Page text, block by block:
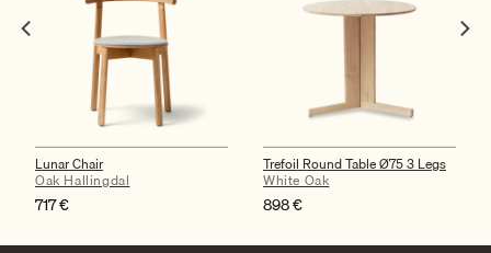
Lunar Chair
Oak Hallingdal
717€
Trefoil Round Table Ø75 3 Legs
White Oak
898€